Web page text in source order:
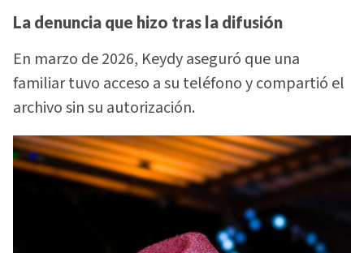
La denuncia que hizo tras la difusión
En marzo de 2026, Keydy aseguró que una
familiar tuvo acceso a su teléfono y compartió el
archivo sin su autorización.